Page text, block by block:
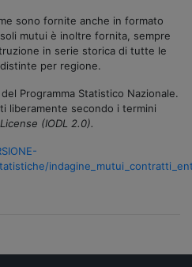
sono fornite anche in formato
mutui è inoltre fornita, sempre
in serie storica di tutte le
per regione.
Programma Statistico Nazionale.
liberamente secondo i termini
(IODL 2.0).